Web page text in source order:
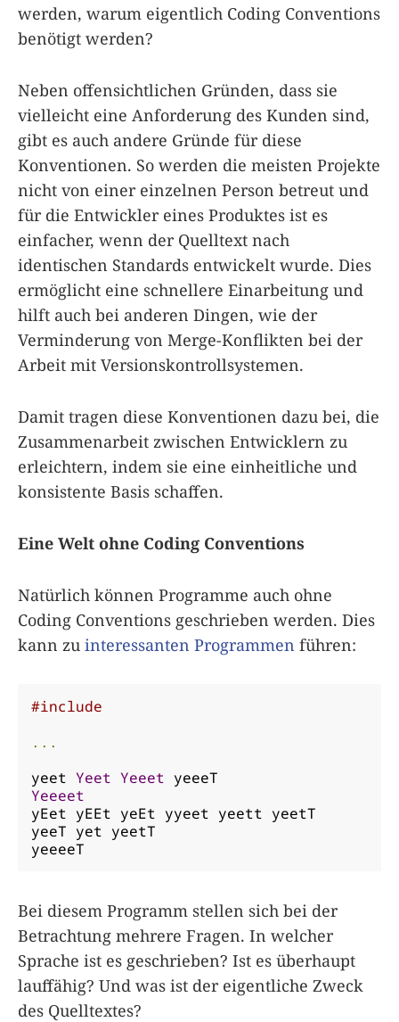
werden, warum eigentlich Coding Conventions
benötigt werden?
Neben offensichtlichen Gründen, dass sie
vielleicht eine Anforderung des Kunden sind,
gibt es auch andere Gründe für diese
Konventionen. So werden die meisten Projekte
nicht von einer einzelnen Person betreut und
für die Entwickler eines Produktes ist es
einfacher, wenn der Quelltext nach
identischen Standards entwickelt wurde. Dies
ermöglicht eine schnellere Einarbeitung und
hilft auch bei anderen Dingen, wie der
Verminderung von Merge-Konflikten bei der
Arbeit mit Versionskontrollsystemen.
Damit tragen diese Konventionen dazu bei, die
Zusammenarbeit zwischen Entwicklern zu
erleichtern, indem sie eine einheitliche und
konsistente Basis schaffen.
Eine Welt ohne Coding Conventions
Natürlich können Programme auch ohne
Coding Conventions geschrieben werden. Dies
kann zu interessanten Programmen führen:
#include
...
yeet Yeet Yeeet
Yeeeet
yEet yEEt yeEt yyeet yeett yeetT
yeeT yet yeetT
yeeeeT
Bei diesem Programm stellen sich bei der
Betrachtung mehrere Fragen. In welcher
Sprache ist es geschrieben? Ist es überhaupt
lauffähig? Und was ist der eigentliche Zweck
des Quelltextes?